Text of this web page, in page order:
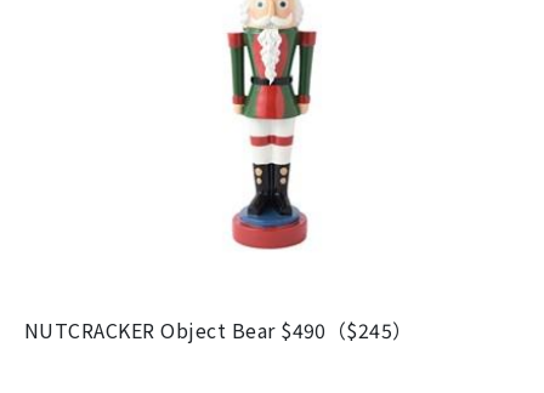
NUTCRACKER Object Bear $490（$245）